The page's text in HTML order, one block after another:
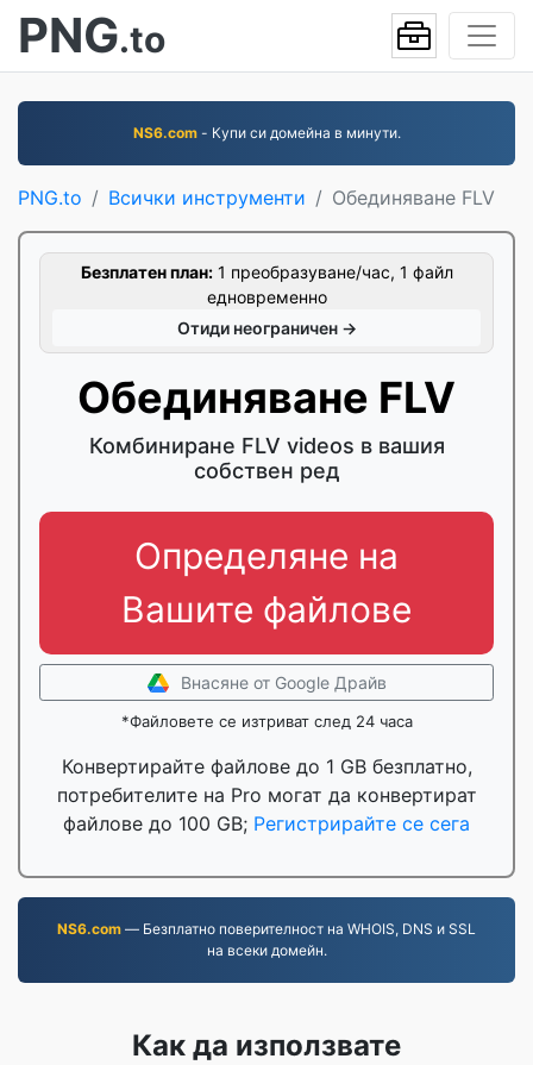
PNG.to
NS6.com- Купи си домейна в минути.
PNG.to Всички инструменти Обединяване FLV
Безплатен план:1 преобразуване/час, 1 файл
едновременно
Отиди неограничен →
Обединяване FLV
Комбиниране FLV videos в вашия
собствен ред
Определяне на
Вашите файлове
Внасяне от Google Драйв
*Файловете се изтриват след 24 часа
Конвертирайте файлове до 1 GB безплатно,
потребителите на Pro могат да конвертират
файлове до 100 GB; Регистрирайте се сега
NS6.com — Безплатно поверителност на WHOIS, DNS и SSL
на всеки домейн.
Как да използвате